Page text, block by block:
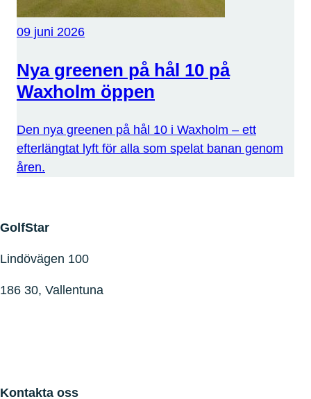
09 juni 2026
Nya greenen på hål 10 på
Waxholm öppen
Den nya greenen på hål 10 i Waxholm – ett
efterlängtat lyft för alla som spelat banan genom
åren.
GolfStar
Lindövägen 100
186 30, Vallentuna
Kontakta oss